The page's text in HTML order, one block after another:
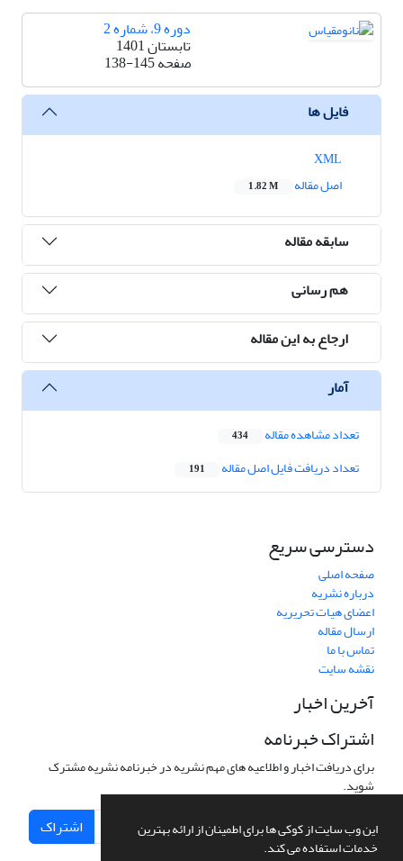
این وب سایت از کوکی ها برای اطمینان از ارائه بهترین
خدمات استفاده می کند.
دوره 9، شماره 2
تابستان 1401
صفحه138-145
فایل ها
اصل مقاله
1.82 M
سابقه مقاله
هم رسانی
ارجاع به این مقاله
آمار
تعداد مشاهده مقاله 434
تعداد دریافت فایل اصل مقاله 191
دسترسی سریع
صفحه اصلی
درباره نشریه
اعضای هیات تحریریه
ارسال مقاله
تماس با ما
نقشه سایت
آخرین اخبار
اشتراک خبرنامه
برای دریافت اخبار و اطلاعیه های مهم نشریه در خبرنامه نشریه مشترک
شوید.
اشتراک